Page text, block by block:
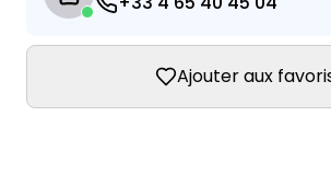
Ajouter aux